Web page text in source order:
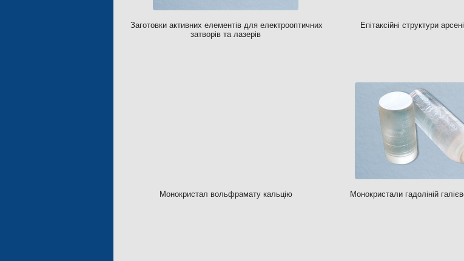
Заготовки активних елементів для електрооптичних
затворів та лазерів
Епітаксійні структури
Монокристал вольфрамату кальцію Монокристали гадоліній